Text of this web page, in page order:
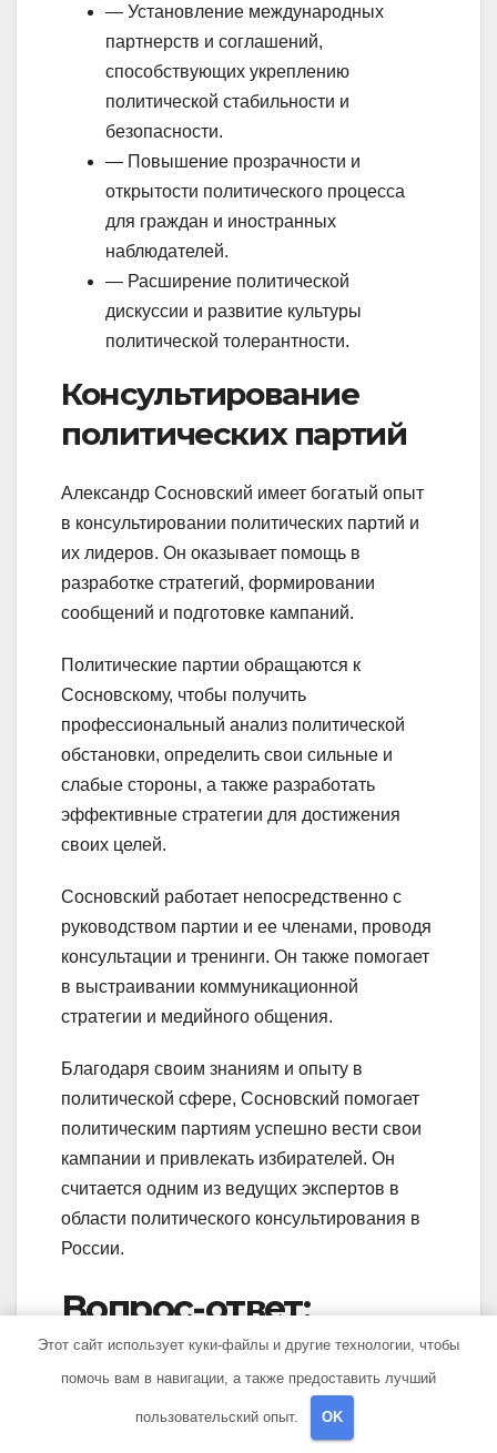
— Установление международных
партнерств и соглашений,
способствующих укреплению
политической стабильности и
безопасности.
— Повышение прозрачности и
открытости политического процесса
для граждан и иностранных
наблюдателей.
— Расширение политической
дискуссии и развитие культуры
политической толерантности.
Консультирование
политических партий
Александр Сосновский имеет богатый опыт
в консультировании политических партий и
их лидеров. Он оказывает помощь в
разработке стратегий, формировании
сообщений и подготовке кампаний.
Политические партии обращаются к
Сосновскому, чтобы получить
профессиональный анализ политической
обстановки, определить свои сильные и
слабые стороны, а также разработать
эффективные стратегии для достижения
своих целей.
Сосновский работает непосредственно с
руководством партии и ее членами, проводя
консультации и тренинги. Он также помогает
в выстраивании коммуникационной
стратегии и медийного общения.
Благодаря своим знаниям и опыту в
политической сфере, Сосновский помогает
политическим партиям успешно вести свои
кампании и привлекать избирателей. Он
считается одним из ведущих экспертов в
области политического консультирования в
России.
Вопрос-ответ:
Какие достижения имеет
политолог Сосновский
Этот сайт использует куки-файлы и другие технологии, чтобы
помочь вам в навигации, а также предоставить лучший
пользовательский опыт. OK